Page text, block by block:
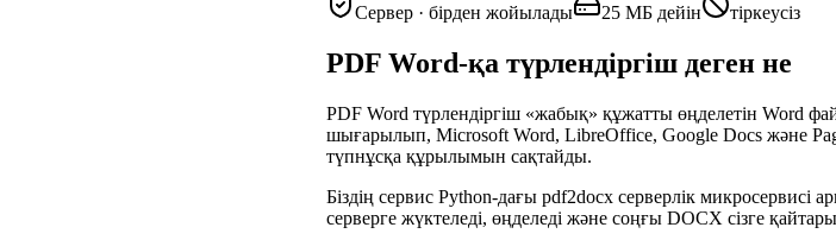
Сервер · бірден жойылады 25 МБ дейін тіркеусіз
PDF Word-қа түрлендіргіш деген не
PDF Word түрлендіргіш «жабық» құжатты өңделетін Word
шығарылып, Microsoft Word, LibreOffice, Google Docs және
түпнұсқа құрылымын сақтайды.
Біздің сервис Python-дағы pdf2docx серверлік
серверге жүктеледі, өңделеді және соңғы DOCX сізге